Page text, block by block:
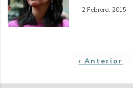
2 Febrero, 2015
Página
‹ Anterior